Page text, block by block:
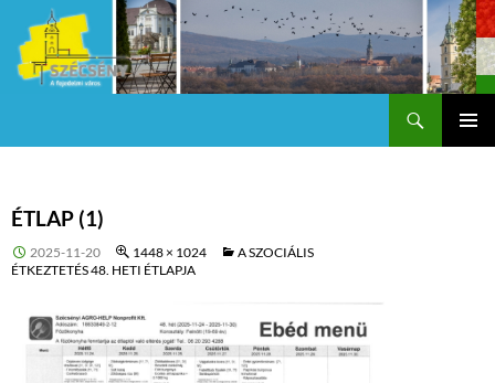
ÉTLAP (1)
2025-11-20 1448 × 1024
A SZOCIÁLIS
ÉTKEZTETÉS 48. HETI ÉTLAPJA